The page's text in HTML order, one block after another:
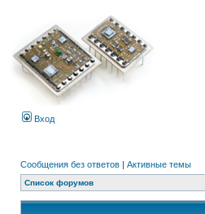
Вход
Сообщения без ответов | Активные темы
Список форумов